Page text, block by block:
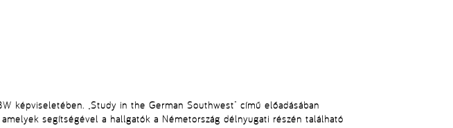
képviseletében. „Study in the German Southwest” című előadásában
amelyek segítségével a hallgatók a Németország délnyugati részén található